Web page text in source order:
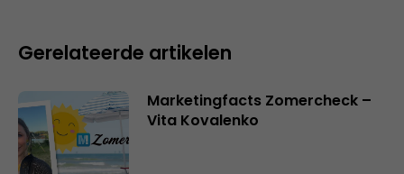
Gerelateerde artikelen
Marketingfacts Zomercheck –
Vita Kovalenko